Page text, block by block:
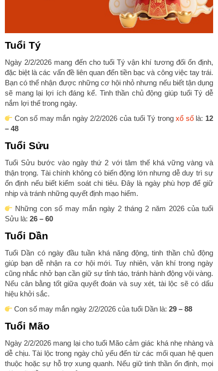
Tuổi Tý
Ngày 2/2/2026 mang đến cho tuổi Tý vận khí tương đối ổn định,
đặc biệt là các vấn đề liên quan đến tiền bạc và công việc tay trái.
Bạn có thể nhận được những cơ hội nhỏ nhưng nếu biết tận dụng
sẽ mang lại lợi ích đáng kể. Tinh thần chủ động giúp tuổi Tý dễ
nắm lợi thế trong ngày.
Con số may mắn ngày 2/2/2026 của tuổi Tý trongxổ sốlà: 12
– 48
Tuổi Sửu
Tuổi Sửu bước vào ngày thứ 2 với tâm thế khá vững vàng và
thận trọng. Tài chính không có biến động lớn nhưng dễ duy trì sự
ổn định nếu biết kiểm soát chi tiêu. Đây là ngày phù hợp để giữ
nhịp và tránh những quyết định mạo hiểm.
Những con số may mắn ngày 2 tháng 2 năm 2026 của tuổi
Sửu là: 26 – 60
Tuổi Dần
Tuổi Dần có ngày đầu tuần khá năng động, tinh thần chủ động
giúp bạn dễ nhận ra cơ hội mới. Tuy nhiên, vận khí trong ngày
cũng nhắc nhở bạn cần giữ sự tỉnh táo, tránh hành động vội vàng.
Nếu cân bằng tốt giữa quyết đoán và suy xét, tài lộc sẽ có dấu
hiệu khởi sắc.
Con số may mắn ngày 2/2/2026 của tuổi Dần là: 29 – 88
Tuổi Mão
Ngày 2/2/2026 mang lại cho tuổi Mão cảm giác khá nhẹ nhàng và
dễ chịu. Tài lộc trong ngày chủ yếu đến từ các mối quan hệ quen
thuộc hoặc sự hỗ trợ xung quanh. Nếu giữ tinh thần ổn định, mọi